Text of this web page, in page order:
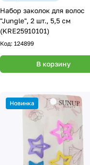
Набор заколок для волос
"Jungle", 2 шт., 5,5 см
(KRE25910101)
Код: 124899
В корзину
Новинка